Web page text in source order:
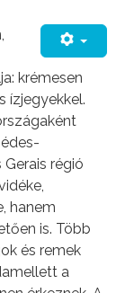
krémesen
ízjegyekkel.
régió
hanem
is. Több
és remek
a